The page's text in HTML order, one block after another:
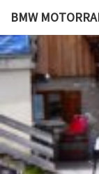
BMW